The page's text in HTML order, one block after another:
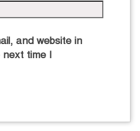
and website in
next time I